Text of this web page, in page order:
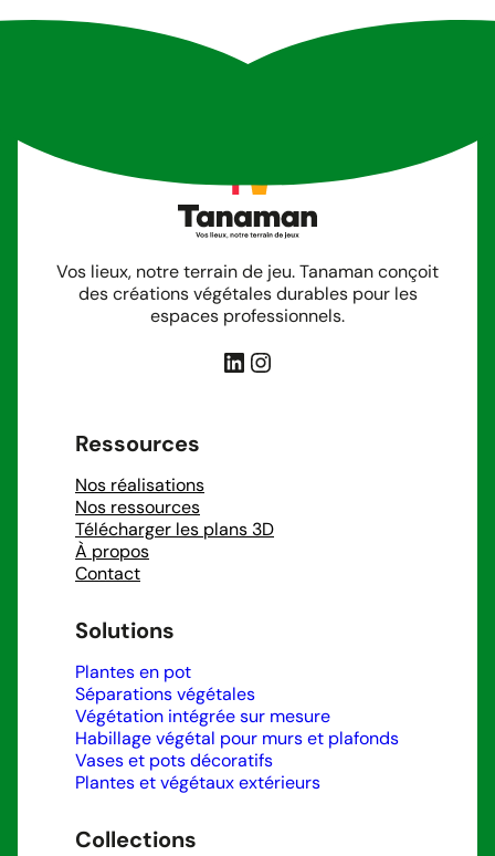
Vos lieux, notre terrain de jeu. Tanaman conçoit
des créations végétales durables pour les
espaces professionnels.
LinkedIn
Instagram
Ressources
Nos réalisations
Nos ressources
Télécharger les plans 3D
À propos
Contact
Solutions
Plantes en pot
Séparations végétales
Végétation intégrée sur mesure
Habillage végétal pour murs et plafonds
Vases et pots décoratifs
Plantes et végétaux extérieurs
Collections